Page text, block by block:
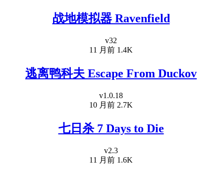
战地模拟器 Ravenfield
v32
11 月前 1.4K
逃离鸭科夫 Escape From Duckov
v1.0.18
10 月前 2.7K
七日杀 7 Days to Die
v2.3
11 月前 1.6K